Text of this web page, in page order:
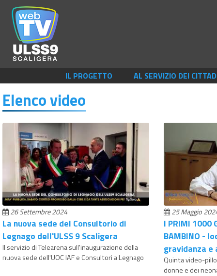
IL PROGETTO AL SERVIZIO DEI
Elenco video
26 Settembre 2024
La nuova sede del Consultorio di
Legnago dell'ULSS 9 Scaligera
Il servizio di Telearena sull'inaugurazione della
nuova sede dell'UOC IAF e Consultori a Legnago
25 Maggio
I PRIMI 1000
BAMBINO -
gravidanza
Quinta video-
donne e dei